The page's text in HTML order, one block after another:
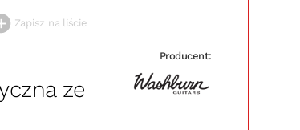
Zapisz na liście
ze
Producent: